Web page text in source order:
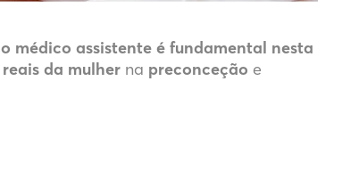
médico assistente é fundamental nesta
da mulher na preconceção e